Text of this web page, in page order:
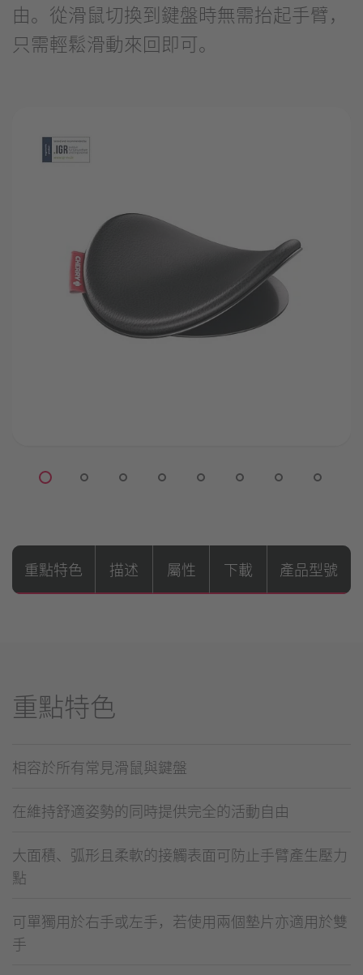
由。從滑鼠切換到鍵盤時無需抬起手臂，
只需輕鬆滑動來回即可。
重點特色 描述 屬性 下載 產品型號
重點特色
相容於所有常見滑鼠與鍵盤
在維持舒適姿勢的同時提供完全的活動自由
大面積、弧形且柔軟的接觸表面可防止手臂產生壓力
點
可單獨用於右手或左手，若使用兩個墊片亦適用於雙
手